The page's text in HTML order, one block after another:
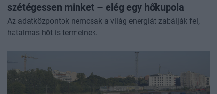
szétégessen minket – elég egy hőkupola
Az adatközpontok nemcsak a világ energiát zabálják fel,
hatalmas hőt is termelnek.